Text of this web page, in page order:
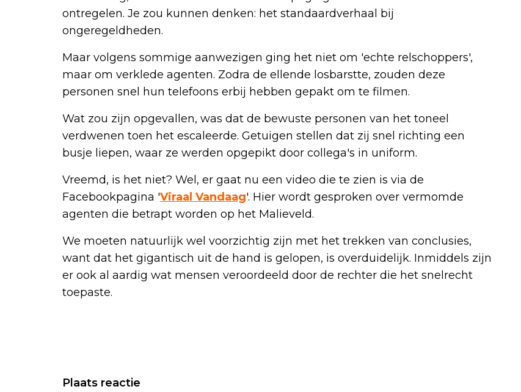
ontregelen. Je zou kunnen denken: het standaardverhaal bij
ongeregeldheden.
Maar volgens sommige aanwezigen ging het niet om 'echte relschoppers',
maar om verklede agenten. Zodra de ellende losbarstte, zouden deze
personen snel hun telefoons erbij hebben gepakt om te filmen.
Wat zou zijn opgevallen, was dat de bewuste personen van het toneel
verdwenen toen het escaleerde. Getuigen stellen dat zij snel richting een
busje liepen, waar ze werden opgepikt door collega's in uniform.
Vreemd, is het niet? Wel, er gaat nu een video die te zien is via de
Facebookpagina 'Viraal Vandaag'. Hier wordt gesproken over vermomde
agenten die betrapt worden op het Malieveld.
We moeten natuurlijk wel voorzichtig zijn met het trekken van conclusies,
want dat het gigantisch uit de hand is gelopen, is overduidelijk. Inmiddels zijn
er ook al aardig wat mensen veroordeeld door de rechter die het snelrecht
toepaste.
Plaats reactie